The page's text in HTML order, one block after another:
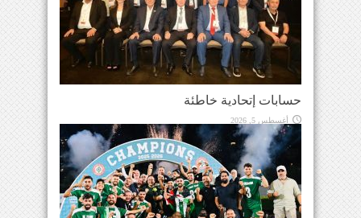
حسابات إتحادية خاطئة
أغسطس 5, 2026